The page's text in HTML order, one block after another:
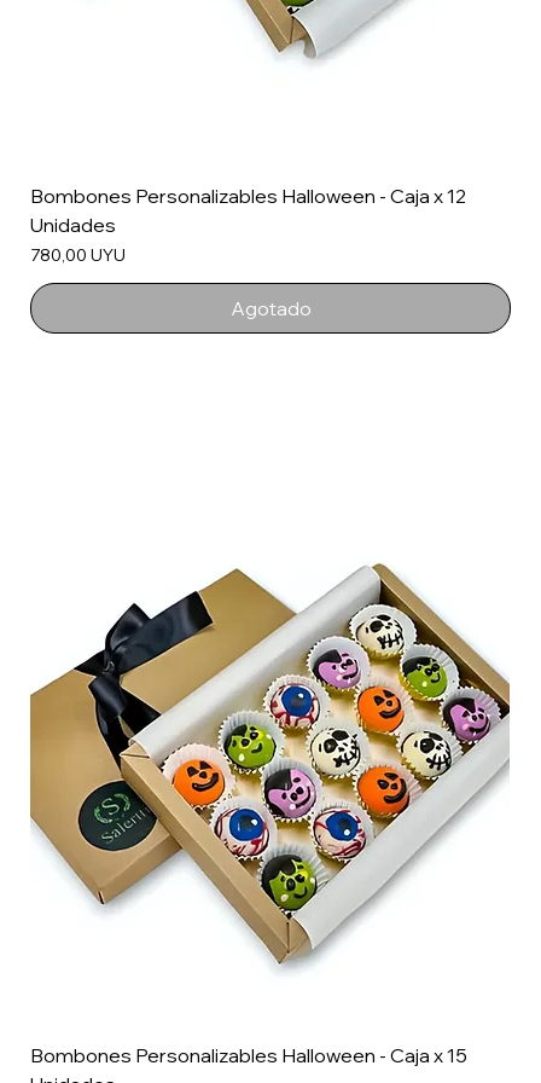
Bombones Personalizables Halloween - Caja x 12
Unidades
Precio
780,00 UYU
Agotado
Bombones Personalizables Halloween - Caja x 15